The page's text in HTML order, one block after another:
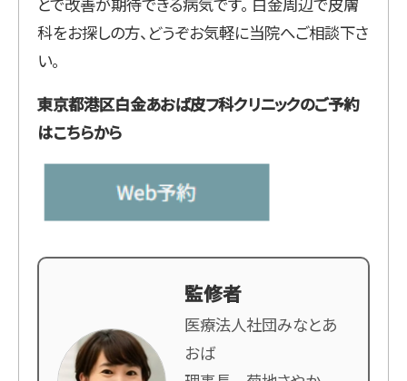
科をお探しの方、どうぞお気軽に当院へご相談下さ
い。
東京都港区白金あおば皮フ科クリニックのご予約
はこちらから
監修者
医療法人社団みなとあ
おば